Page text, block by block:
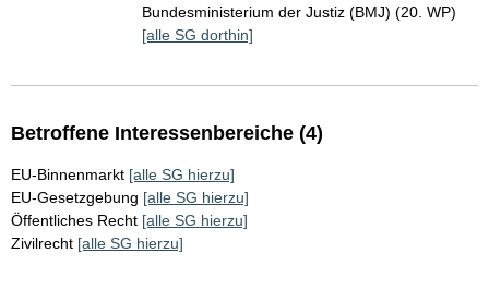
Bundesministerium der Justiz (BMJ) (20. WP)
[alle SG dorthin]
Betroffene Interessenbereiche (4)
EU-Binnenmarkt [alle SG hierzu]
EU-Gesetzgebung [alle SG hierzu]
Öffentliches Recht [alle SG hierzu]
Zivilrecht [alle SG hierzu]